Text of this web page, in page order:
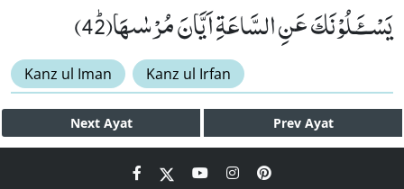
یَسْــٴَـلُوْنَكَ عَنِ السَّاعَةِ اَیَّانَ مُرْسٰىهَاﭤ(42)
Kanz ul Iman Kanz ul Irfan
Next Ayat Prev Ayat